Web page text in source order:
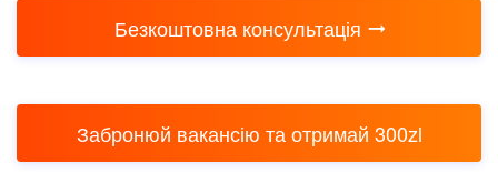
Безкоштовна консультація
Забронюй вакансію та отримай 300zl